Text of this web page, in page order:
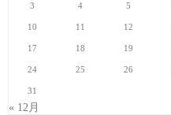
3 4 5
10 11 12
17 18 19
24 25 26
31
« 12月